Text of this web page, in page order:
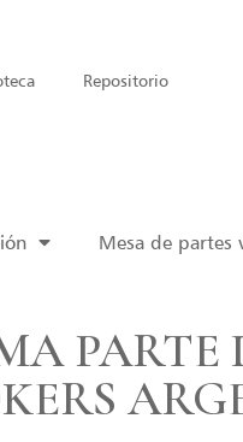
Repositorio
Mesa de partes
PARTE